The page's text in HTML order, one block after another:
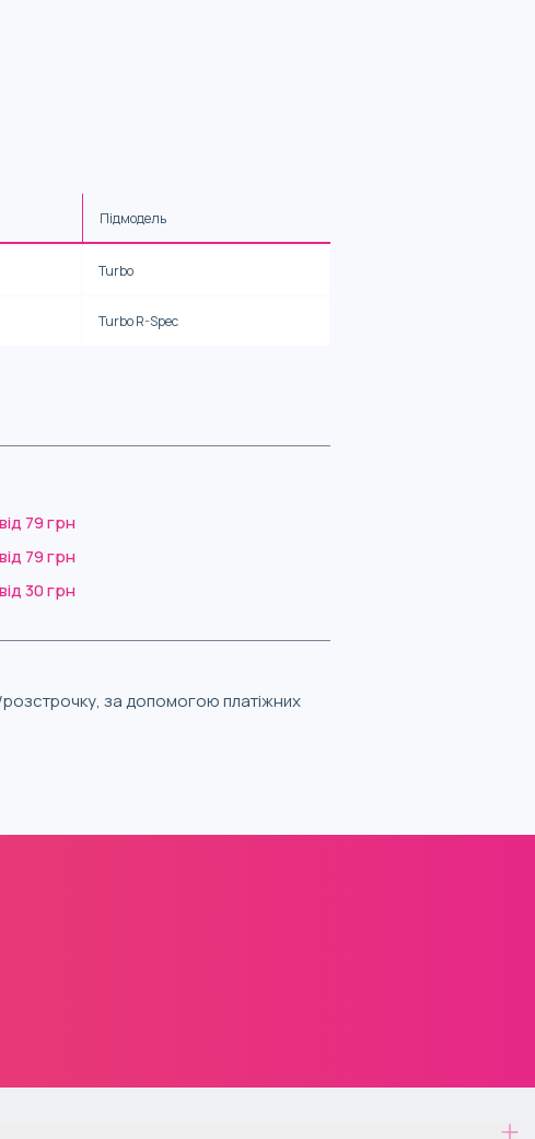
Підмодель
Turbo
Turbo R-Spec
від 79 грн
від 79 грн
від 30 грн
розстрочку, за допомогою платіжних